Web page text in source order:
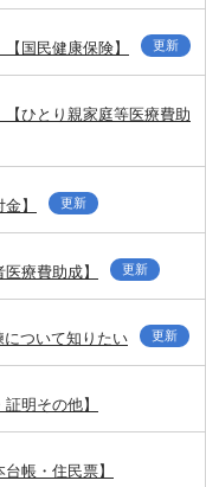
国民健康保険】 更新
ひとり親家庭等医療費助
】 更新
療費助成】 更新
ついて知りたい 更新
明その他】
帳・住民票】